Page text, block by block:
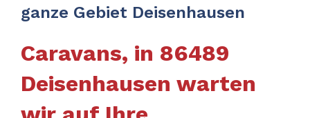
ganze Gebiet Deisenhausen
Caravans, in 86489
Deisenhausen warten